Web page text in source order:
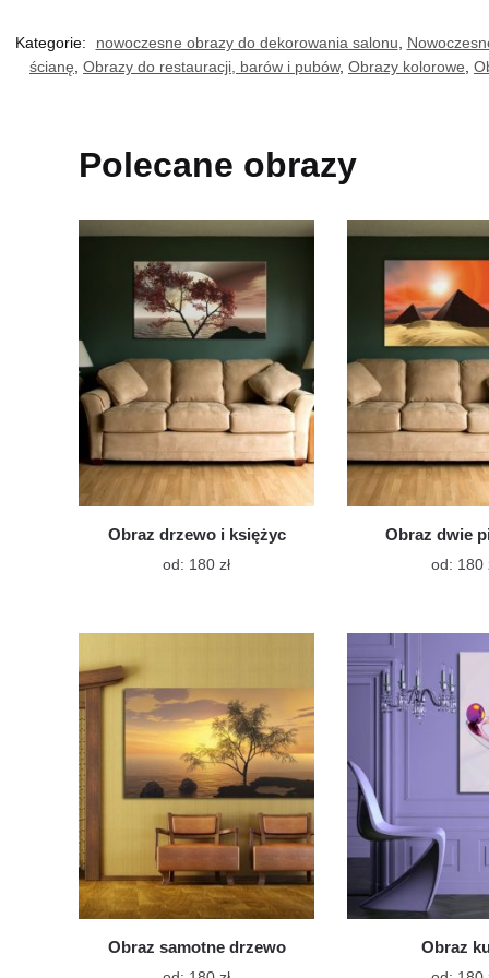
Kategorie: nowoczesne obrazy do dekorowania salonu
ścianę Obrazy do restauracji, barów i pubów, Obrazy kolorowe
Polecane obrazy
Obraz drzewo i księżyc
od: 180 złTen
wiele
można
wybrać
na
stronie
produktu
Obraz dwie
od: 180
Obraz samotne drzewo Obraz